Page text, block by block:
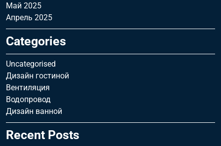
Май 2025
Апрель 2025
Categories
Uncategorised
Дизайн гостиной
Вентиляция
Водопровод
Дизайн ванной
Recent Posts